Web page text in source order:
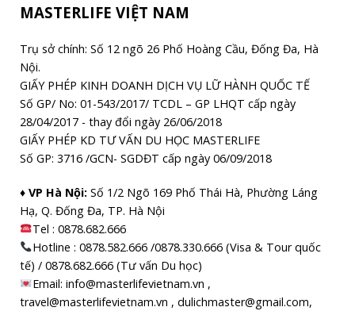
MASTERLIFE VIỆT NAM
Trụ sở chính: Số 12 ngõ 26 Phố Hoàng Cầu, Đống Đa, Hà
Nội.
GIẤY PHÉP KINH DOANH DỊCH VỤ LỮ HÀNH QUỐC TẾ
Số GP/ No: 01-543/2017/ TCDL – GP LHQT cấp ngày
28/04/2017 - thay đổi ngày 26/06/2018
GIẤY PHÉP KD TƯ VẤN DU HỌC MASTERLIFE
Số GP: 3716 /GCN- SGDĐT cấp ngày 06/09/2018
♦ VP Hà Nội: Số 1/2 Ngõ 169 Phố Thái Hà, Phường Láng
Hạ, Q. Đống Đa, TP. Hà Nội
Tel :0878.682.666
Hotline : 0878.582.666 /0878.330.666 (Visa & Tour quốc
tế) / 0878.682.666 (Tư vấn Du học)
Email: info@masterlifevietnam.vn ,
travel@masterlifevietnam.vn , dulichmaster@gmail.com,